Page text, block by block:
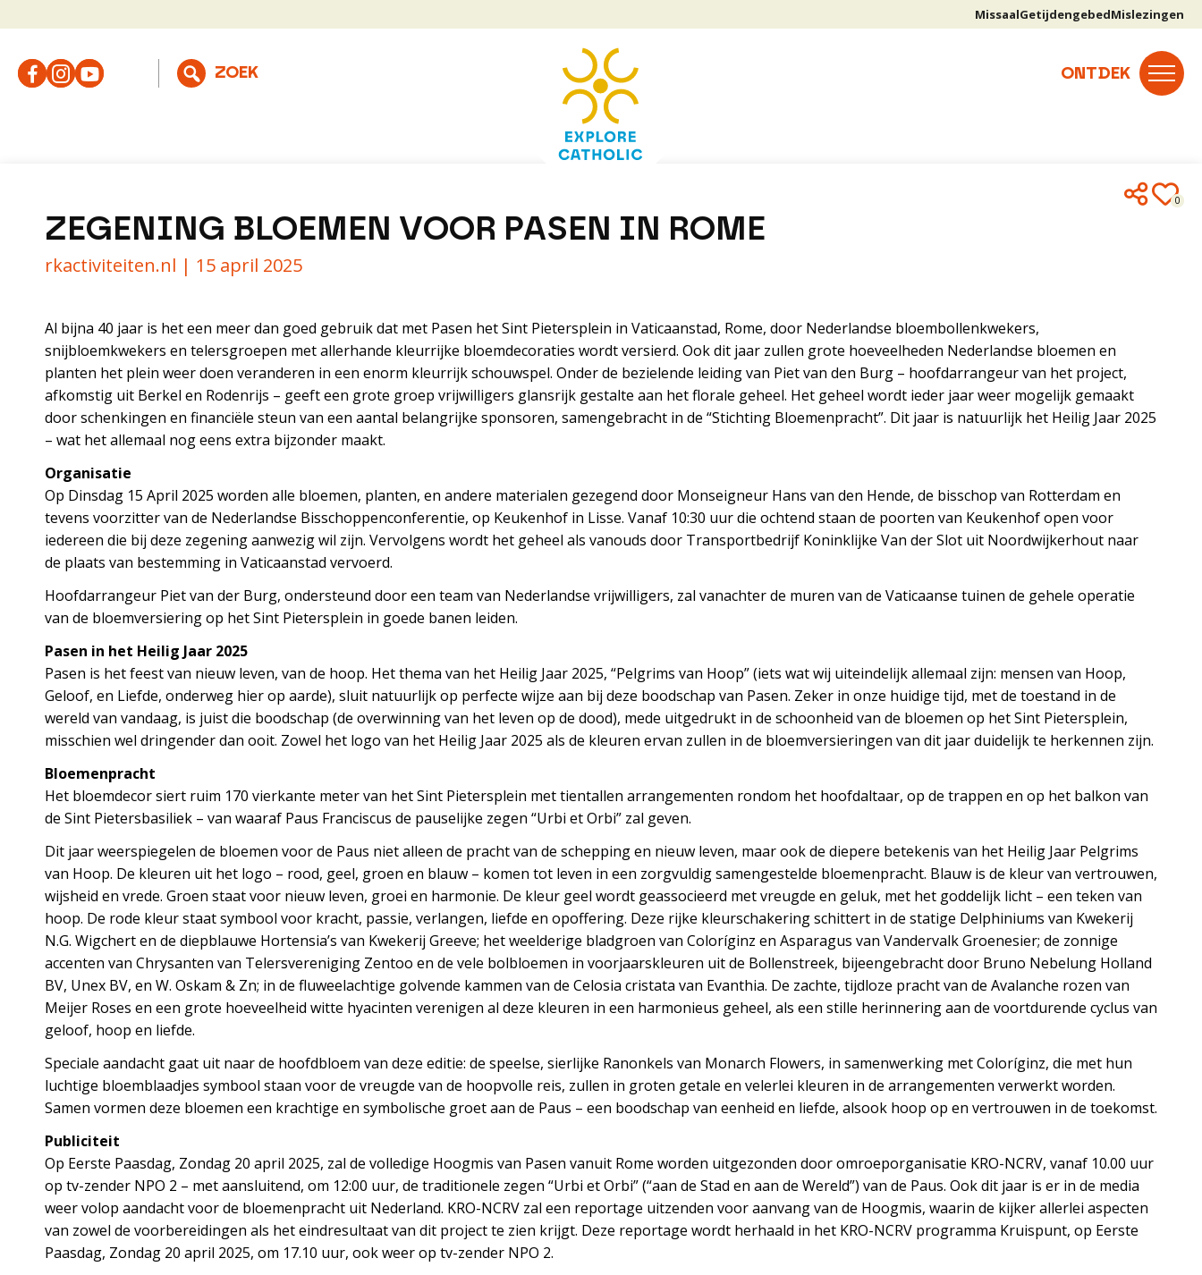
MissaalGetijdengebedMislezingen
0
ZEGENING BLOEMEN VOOR PASEN IN ROME
rkactiviteiten.nl | 15 april 2025
Al bijna 40 jaar is het een meer dan goed gebruik dat met Pasen het Sint Pietersplein in Vaticaanstad, Rome, door Nederlandse bloembollenkwekers,
snijbloemkwekers en telersgroepen met allerhande kleurrijke bloemdecoraties wordt versierd. Ook dit jaar zullen grote hoeveelheden Nederlandse bloemen en
planten het plein weer doen veranderen in een enorm kleurrijk schouwspel. Onder de bezielende leiding van Piet van den Burg – hoofdarrangeur van het project,
afkomstig uit Berkel en Rodenrijs – geeft een grote groep vrijwilligers glansrijk gestalte aan het florale geheel. Het geheel wordt ieder jaar weer mogelijk gemaakt
door schenkingen en financiële steun van een aantal belangrijke sponsoren, samengebracht in de “Stichting Bloemenpracht”. Dit jaar is natuurlijk het Heilig Jaar 2025
– wat het allemaal nog eens extra bijzonder maakt.
Organisatie
Op Dinsdag 15 April 2025 worden alle bloemen, planten, en andere materialen gezegend door Monseigneur Hans van den Hende, de bisschop van Rotterdam en
tevens voorzitter van de Nederlandse Bisschoppenconferentie, op Keukenhof in Lisse. Vanaf 10:30 uur die ochtend staan de poorten van Keukenhof open voor
iedereen die bij deze zegening aanwezig wil zijn. Vervolgens wordt het geheel als vanouds door Transportbedrijf Koninklijke Van der Slot uit Noordwijkerhout naar
de plaats van bestemming in Vaticaanstad vervoerd.
Hoofdarrangeur Piet van der Burg, ondersteund door een team van Nederlandse vrijwilligers, zal vanachter de muren van de Vaticaanse tuinen de gehele operatie
van de bloemversiering op het Sint Pietersplein in goede banen leiden.
Pasen in het Heilig Jaar 2025
Pasen is het feest van nieuw leven, van de hoop. Het thema van het Heilig Jaar 2025, “Pelgrims van Hoop” (iets wat wij uiteindelijk allemaal zijn: mensen van Hoop,
Geloof, en Liefde, onderweg hier op aarde), sluit natuurlijk op perfecte wijze aan bij deze boodschap van Pasen. Zeker in onze huidige tijd, met de toestand in de
wereld van vandaag, is juist die boodschap (de overwinning van het leven op de dood), mede uitgedrukt in de schoonheid van de bloemen op het Sint Pietersplein,
misschien wel dringender dan ooit. Zowel het logo van het Heilig Jaar 2025 als de kleuren ervan zullen in de bloemversieringen van dit jaar duidelijk te herkennen zijn.
Bloemenpracht
Het bloemdecor siert ruim 170 vierkante meter van het Sint Pietersplein met tientallen arrangementen rondom het hoofdaltaar, op de trappen en op het balkon van
de Sint Pietersbasiliek – van waaraf Paus Franciscus de pauselijke zegen “Urbi et Orbi” zal geven.
Dit jaar weerspiegelen de bloemen voor de Paus niet alleen de pracht van de schepping en nieuw leven, maar ook de diepere betekenis van het Heilig Jaar Pelgrims
van Hoop. De kleuren uit het logo – rood, geel, groen en blauw – komen tot leven in een zorgvuldig samengestelde bloemenpracht. Blauw is de kleur van vertrouwen,
wijsheid en vrede. Groen staat voor nieuw leven, groei en harmonie. De kleur geel wordt geassocieerd met vreugde en geluk, met het goddelijk licht – een teken van
hoop. De rode kleur staat symbool voor kracht, passie, verlangen, liefde en opoffering. Deze rijke kleurschakering schittert in de statige Delphiniums van Kwekerij
N.G. Wigchert en de diepblauwe Hortensia’s van Kwekerij Greeve; het weelderige bladgroen van Coloríginz en Asparagus van Vandervalk Groenesier; de zonnige
accenten van Chrysanten van Telersvereniging Zentoo en de vele bolbloemen in voorjaarskleuren uit de Bollenstreek, bijeengebracht door Bruno Nebelung Holland
BV, Unex BV, en W. Oskam & Zn; in de fluweelachtige golvende kammen van de Celosia cristata van Evanthia. De zachte, tijdloze pracht van de Avalanche rozen van
Meijer Roses en een grote hoeveelheid witte hyacinten verenigen al deze kleuren in een harmonieus geheel, als een stille herinnering aan de voortdurende cyclus van
geloof, hoop en liefde.
Speciale aandacht gaat uit naar de hoofdbloem van deze editie: de speelse, sierlijke Ranonkels van Monarch Flowers, in samenwerking met Coloríginz, die met hun
luchtige bloemblaadjes symbool staan voor de vreugde van de hoopvolle reis, zullen in groten getale en velerlei kleuren in de arrangementen verwerkt worden.
Samen vormen deze bloemen een krachtige en symbolische groet aan de Paus – een boodschap van eenheid en liefde, alsook hoop op en vertrouwen in de toekomst.
Publiciteit
Op Eerste Paasdag, Zondag 20 april 2025, zal de volledige Hoogmis van Pasen vanuit Rome worden uitgezonden door omroeporganisatie KRO-NCRV, vanaf 10.00 uur
op tv-zender NPO 2 – met aansluitend, om 12:00 uur, de traditionele zegen “Urbi et Orbi” (“aan de Stad en aan de Wereld”) van de Paus. Ook dit jaar is er in de media
weer volop aandacht voor de bloemenpracht uit Nederland. KRO-NCRV zal een reportage uitzenden voor aanvang van de Hoogmis, waarin de kijker allerlei aspecten
van zowel de voorbereidingen als het eindresultaat van dit project te zien krijgt. Deze reportage wordt herhaald in het KRO-NCRV programma Kruispunt, op Eerste
Paasdag, Zondag 20 april 2025, om 17.10 uur, ook weer op tv-zender NPO 2.